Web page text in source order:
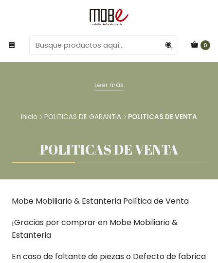
0
Leer más
Inicio POLITICAS DE GARANTIA POLITICAS DE VENTA
POLITICAS DE VENTA
Mobe Mobiliario & Estanteria Política de Venta
¡Gracias por comprar en Mobe Mobiliario &
Estanteria
En caso de faltante de piezas o Defecto de fabrica